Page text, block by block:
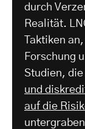
durch
Realität.
Taktiken
Forschung
Studien,
und
auf die